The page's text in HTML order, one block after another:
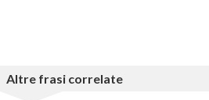
Altre frasi correlate